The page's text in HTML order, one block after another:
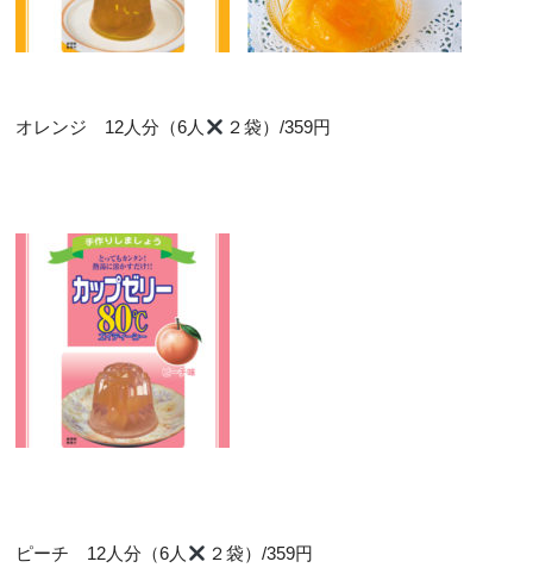
オレンジ 12人分（6人 ２袋）/359円
ピーチ 12人分（6人 ２袋）/359円